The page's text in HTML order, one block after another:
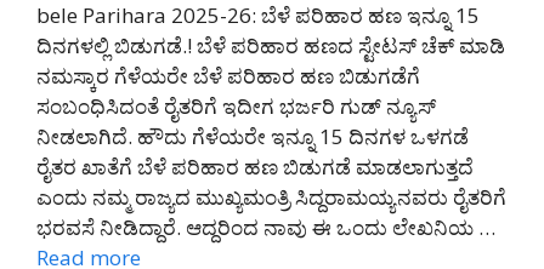
bele Parihara 2025-26: ಬೆಳೆ ಪರಿಹಾರ ಹಣ ಇನ್ನೂ 15
ದಿನಗಳಲ್ಲಿ ಬಿಡುಗಡೆ.! ಬೆಳೆ ಪರಿಹಾರ ಹಣದ ಸ್ಟೇಟಸ್ ಚೆಕ್ ಮಾಡಿ
ನಮಸ್ಕಾರ ಗೆಳೆಯರೇ ಬೆಳೆ ಪರಿಹಾರ ಹಣ ಬಿಡುಗಡೆಗೆ
ಸಂಬಂಧಿಸಿದಂತೆ ರೈತರಿಗೆ ಇದೀಗ ಭರ್ಜರಿ ಗುಡ್ ನ್ಯೂಸ್
ನೀಡಲಾಗಿದೆ. ಹೌದು ಗೆಳೆಯರೇ ಇನ್ನೂ 15 ದಿನಗಳ ಒಳಗಡೆ
ರೈತರ ಖಾತೆಗೆ ಬೆಳೆ ಪರಿಹಾರ ಹಣ ಬಿಡುಗಡೆ ಮಾಡಲಾಗುತ್ತದೆ
ಎಂದು ನಮ್ಮ ರಾಜ್ಯದ ಮುಖ್ಯಮಂತ್ರಿ ಸಿದ್ದರಾಮಯ್ಯನವರು ರೈತರಿಗೆ
ಭರವಸೆ ನೀಡಿದ್ದಾರೆ. ಆದ್ದರಿಂದ ನಾವು ಈ ಒಂದು ಲೇಖನಿಯ …
Read more